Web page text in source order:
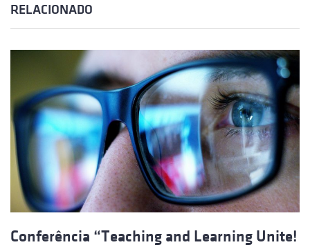
RELACIONADO
Conferência “Teaching and Learning Unite!